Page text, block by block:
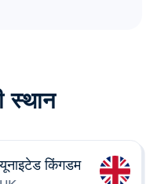
स्थान
यूनाइटेड किंगडम